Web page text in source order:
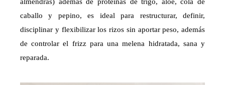
caballo y pepino, es ideal para restructurar, definir,
disciplinar y flexibilizar los rizos sin aportar peso, además
de controlar el frizz para una melena hidratada, sana y
reparada.